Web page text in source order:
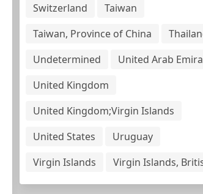
Switzerland
Taiwan
Taiwan, Province of China
Undetermined
United Arab
United Kingdom
United Kingdom;Virgin Islands
United States
Uruguay
Virgin Islands
Virgin Islands,